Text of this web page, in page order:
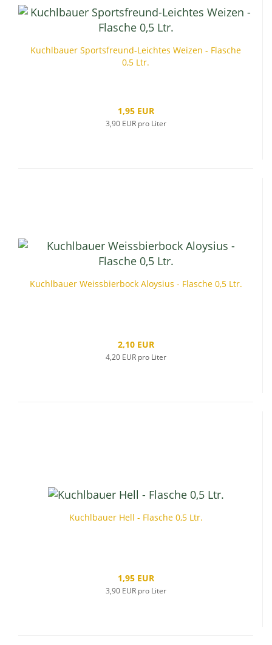
Kuchlbauer Sportsfreund-Leichtes Weizen - Flasche
0,5 Ltr.
1,95 EUR
3,90 EUR pro Liter
Kuchlbauer Weissbierbock Aloysius - Flasche 0,5 Ltr.
2,10 EUR
4,20 EUR pro Liter
Kuchlbauer Hell - Flasche 0,5 Ltr.
1,95 EUR
3,90 EUR pro Liter